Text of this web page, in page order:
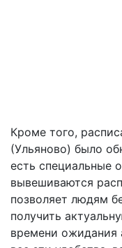
Кроме того,
(Ульяново) было
есть специальные
вывешиваются
позволяет людям
получить
времени ожидания